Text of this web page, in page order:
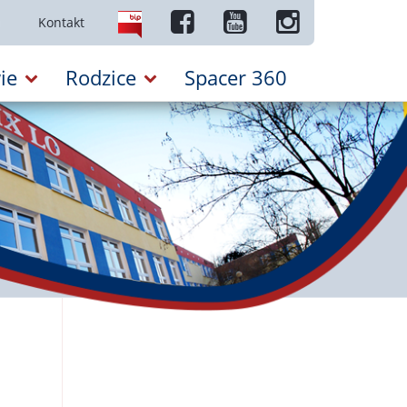
Kontakt
Rodzice Spacer 360